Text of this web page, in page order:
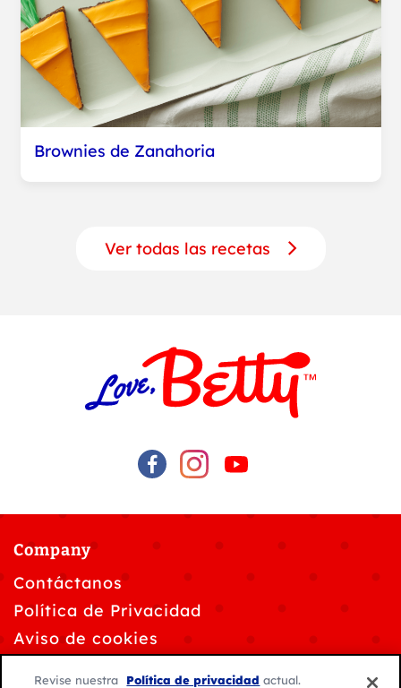
Brownies de Zanahoria
Ver todas las recetas
Company
Contáctanos
Política de Privacidad
Aviso de cookies
Revise nuestra Política de privacidad actual.